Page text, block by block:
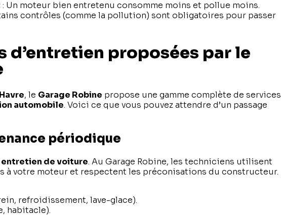
: Un moteur bien entretenu consomme moins et pollue moins.
contrôles (comme la pollution) sont obligatoires pour passer
d’entretien proposées par le
Havre, le Garage Robine propose une gamme complète de services
automobile. Voici ce que vous pouvez attendre d’un passage
périodique
entretien de voiture. Au Garage Robine, les techniciens utilisent
à votre moteur et respectent les préconisations du constructeur.
refroidissement, lave-glace).
habitacle).